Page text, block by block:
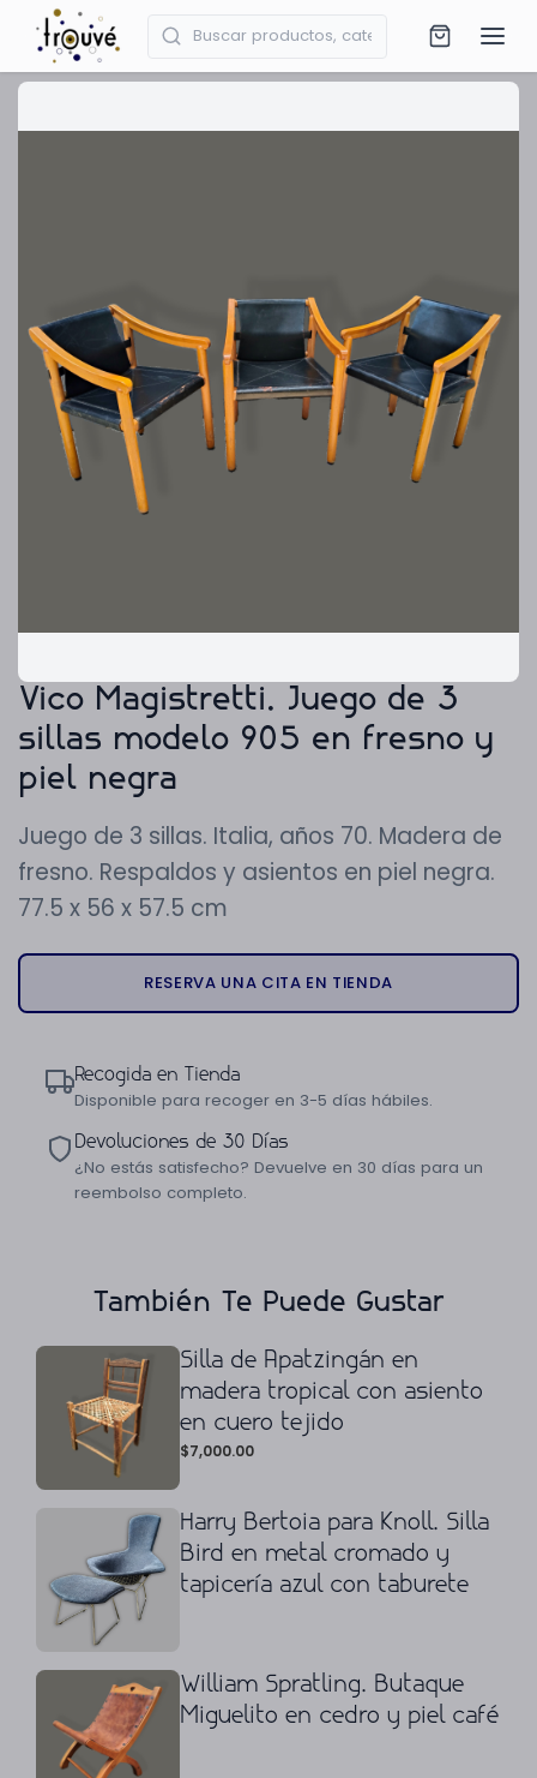
Vico Magistretti. Juego de 3
sillas modelo 905 en fresno y
piel negra
Juego de 3 sillas. Italia, años 70. Madera de
fresno. Respaldos y asientos en piel negra.
77.5 x 56 x 57.5 cm
RESERVA UNA CITA EN TIENDA
Recogida en Tienda
Disponible para recoger en 3-5 días hábiles.
Devoluciones de 30 Días
¿No estás satisfecho? Devuelve en 30 días para un
reembolso completo.
También Te Puede Gustar
Silla de Apatzingán en
madera tropical con asiento
en cuero tejido
$7,000.00
Harry Bertoia para Knoll. Silla
Bird en metal cromado y
tapicería azul con taburete
William Spratling. Butaque
Miguelito en cedro y piel café